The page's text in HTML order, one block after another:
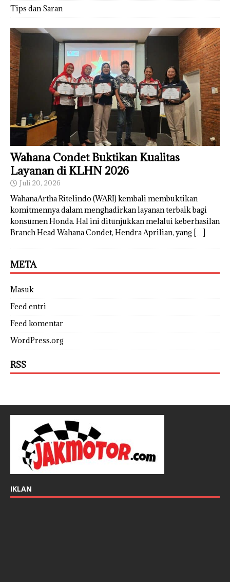
Tips dan Saran
Wahana Condet Buktikan Kualitas
Layanan di KLHN 2026
Juli 20, 2026
WahanaArtha Ritelindo (WARI) kembali membuktikan
komitmennya dalam menghadirkan layanan terbaik bagi
konsumen Honda. Hal ini ditunjukkan melalui keberhasilan
Branch Head Wahana Condet, Hendra Aprilian, yang […]
META
Masuk
Feed entri
Feed komentar
WordPress.org
RSS
IKLAN